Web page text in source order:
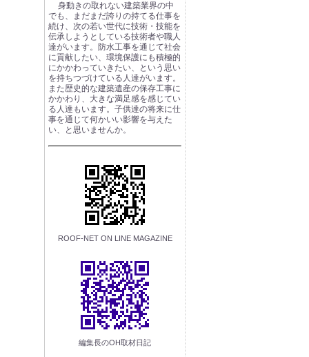
身動きの取れない建築業界の中
でも、まだまだ誇りの持てる仕事を
続け、次の若い世代に技術・技能を
伝承しようとしている技術者や職人
達がいます。防水工事を通じて社会
に貢献したい、環境保護にも積極的
にかかわっていきたい、という思い
を持ちつづけている人達がいます。
また歴史的な建築遺産の保存工事に
かかわり、大きな満足感を感じてい
る人達もいます。子供達の将来に仕
事を通じて何かいい影響を与えた
い、と思いませんか。
ROOF-NET ON LINE MAGAZINE
編集長のOH取材日記